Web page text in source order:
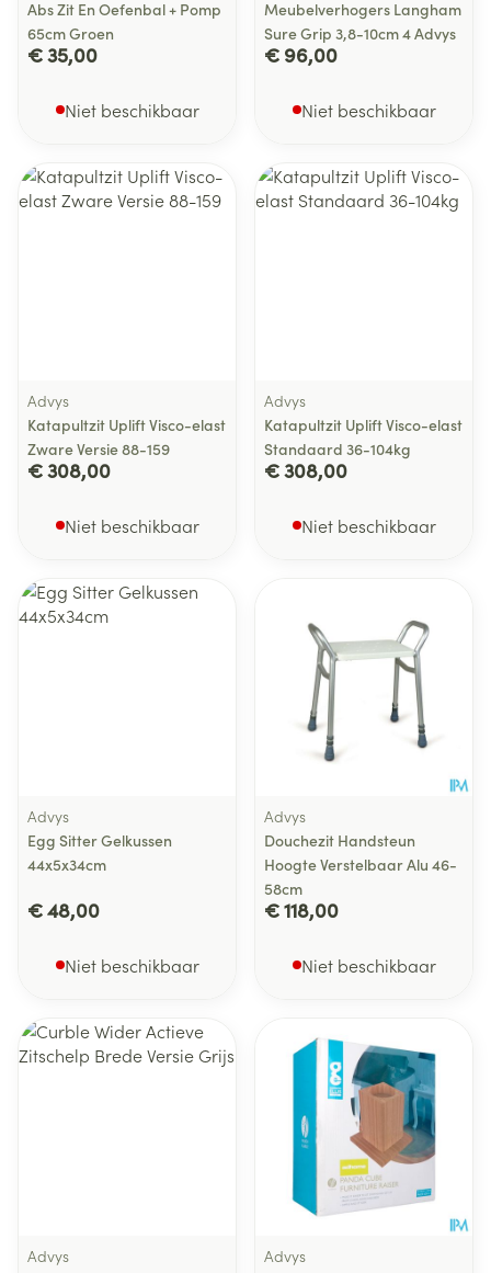
Abs Zit En Oefenbal + Pomp
65cm Groen
€ 35,00
Niet beschikbaar
Meubelverhogers Langham
Sure Grip 3,8-10cm 4 Advys
€ 96,00
Niet beschikbaar
Advys
Katapultzit Uplift Visco-elast
Zware Versie 88-159
€ 308,00
Niet beschikbaar
Advys
Katapultzit Uplift Visco-elast
Standaard 36-104kg
€ 308,00
Niet beschikbaar
Advys
Egg Sitter Gelkussen
44x5x34cm
€ 48,00
Niet beschikbaar
Advys
Douchezit Handsteun
Hoogte Verstelbaar Alu 46-
58cm
€ 118,00
Niet beschikbaar
Advys
Advys